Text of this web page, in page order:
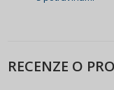
RECENZE O